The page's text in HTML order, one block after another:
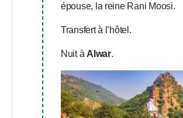
épouse, la reine Rani Moosi.
Transfert à l’hôtel.
Nuit à Alwar.